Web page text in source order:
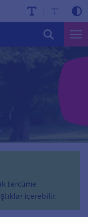
tercüme
içerebilir.